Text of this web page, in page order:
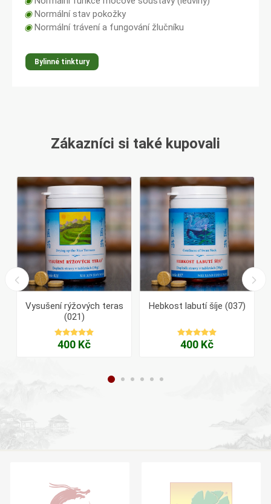
◉Normální stav pokožky
◉Normální trávení a fungování žlučníku
Bylinné tinktury
Zákazníci si také kupovali
Vysušení rýžových teras
(021)
400 Kč
Hebkost labutí šíje (037)
400 Kč